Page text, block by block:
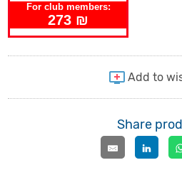
For club members:
273 ₪
Share